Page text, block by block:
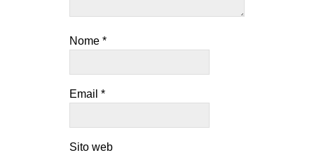
Nome *
Email *
Sito web